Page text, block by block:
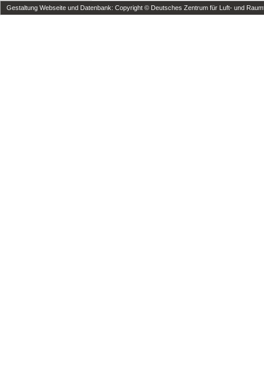
Gestaltung Webseite und Datenbank: Copyright © Deutsches Zentrum für Luft- und